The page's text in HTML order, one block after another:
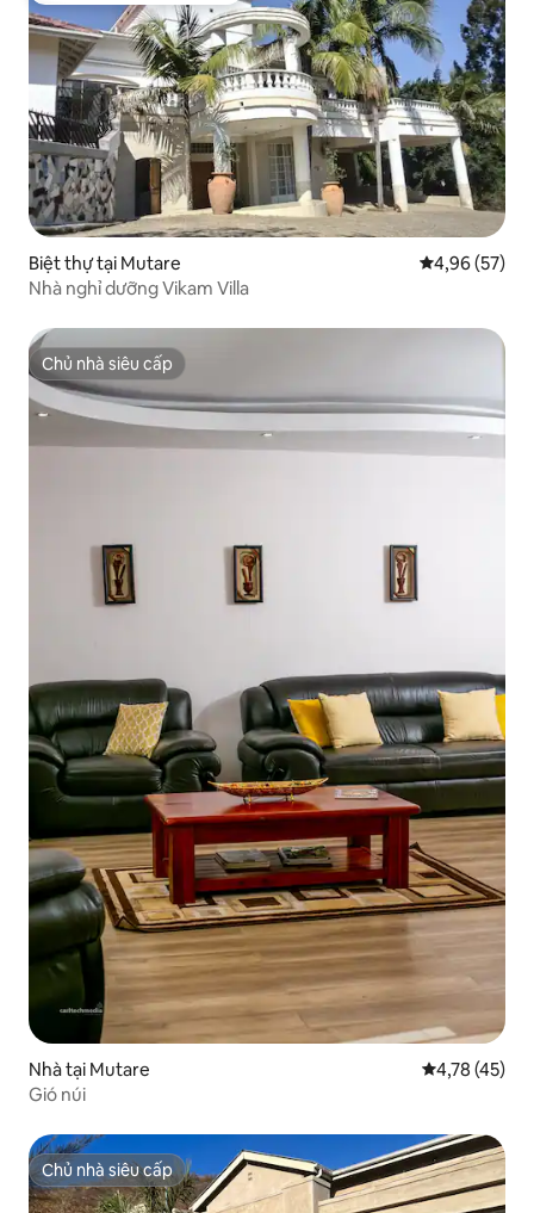
Biệt thự tại Mutare Xếp hạng
4,96 (57)
Nhà nghỉ dưỡng Vikam Villa
Chủ nhà siêu cấp
Chủ nhà siêu cấp
Nhà tại Mutare Xếp hạng
4,78 (45)
Gió núi
Chủ nhà siêu cấp
Chủ nhà siêu cấp